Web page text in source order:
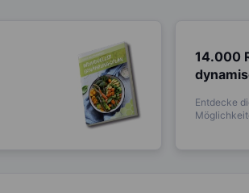
14.000
Entdecke